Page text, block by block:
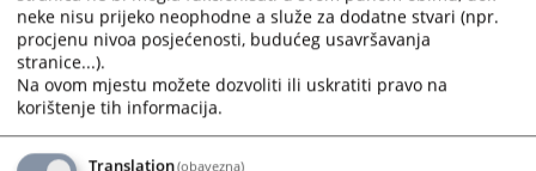
neke nisu prijeko neophodne a služe za dodatne stvari (npr.
procjenu nivoa posjećenosti, budućeg usavršavanja
stranice...).
Na ovom mjestu možete dozvoliti ili uskratiti pravo na
korištenje tih informacija.
Translation(obavezna)